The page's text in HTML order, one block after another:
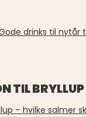
drinks til nytår
TIL
– hvilke salmer